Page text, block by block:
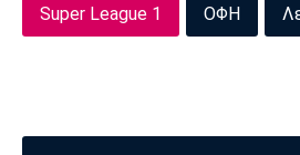
Super League 1 ΟΦΗ